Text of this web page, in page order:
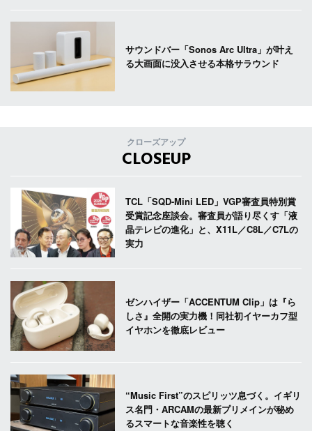
サウンドバー「Sonos Arc Ultra」が叶え
る大画面に没入させる本格サラウンド
クローズアップ
CLOSEUP
TCL「SQD-Mini LED」VGP審査員特別賞
受賞記念座談会。審査員が語り尽くす「液
晶テレビの進化」と、X11L／C8L／C7Lの
実力
ゼンハイザー「ACCENTUM Clip」は『ら
しさ』全開の実力機！同社初イヤーカフ型
イヤホンを徹底レビュー
“Music First”のスピリッツ息づく。イギリ
ス名門・ARCAMの最新プリメインが秘め
るスマートな音楽性を聴く